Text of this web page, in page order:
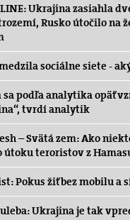
Ukrajina zasiahla
Rusko útočilo na
sociálne siete -
sa podľa analytika opäť
tvrdí analytik
– Svätá zem: Ako
útoku teroristov z
Pokus žiť bez mobilu a
Ukrajina je tak